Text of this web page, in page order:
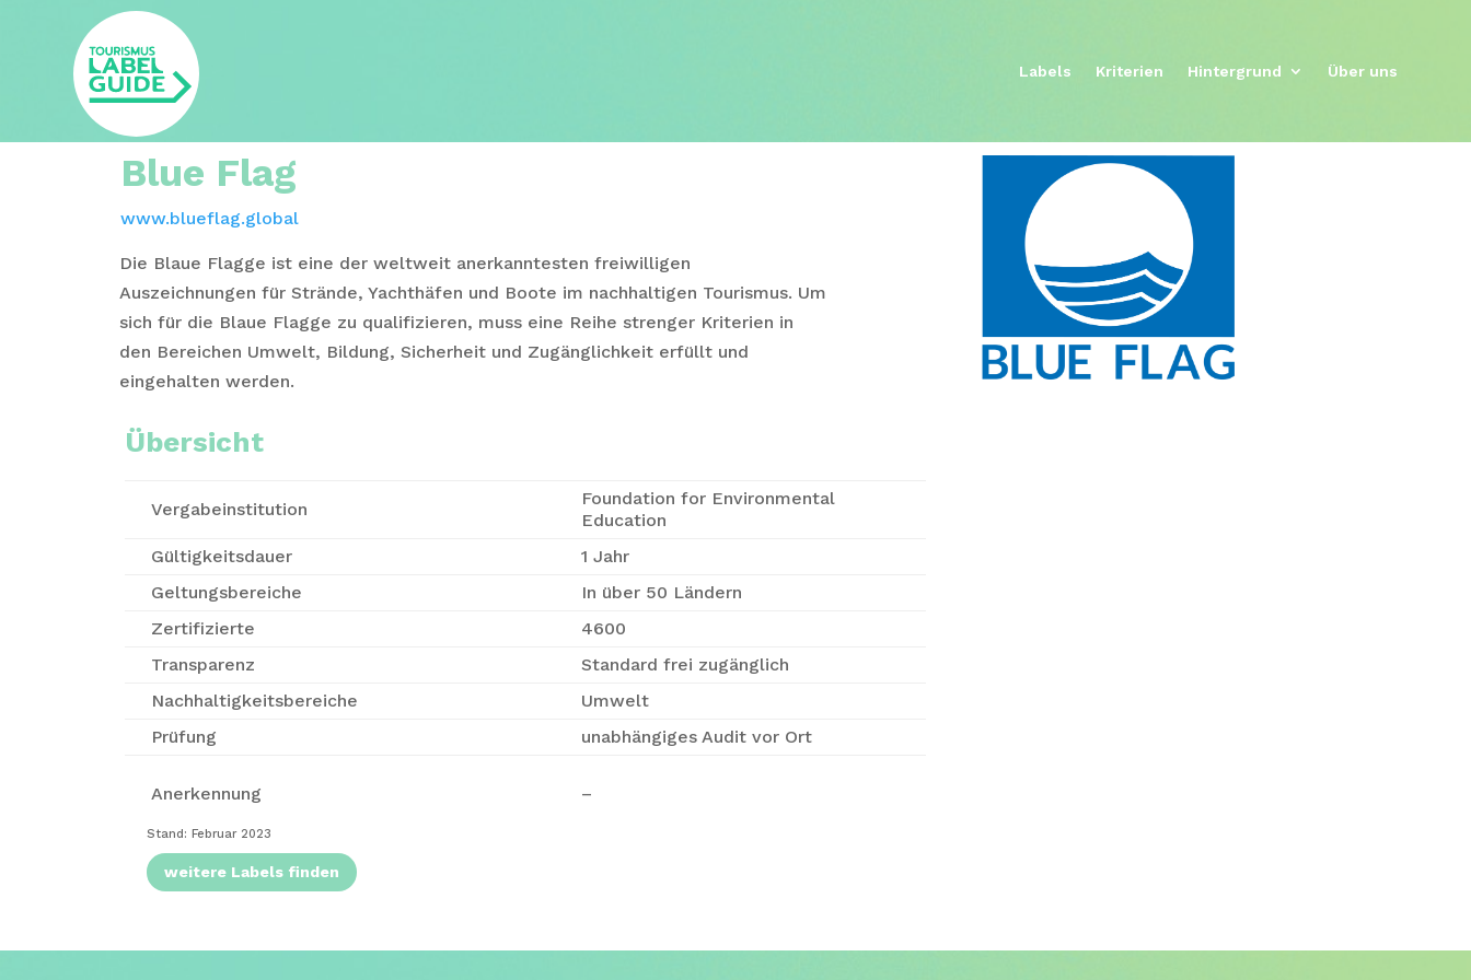
Labels Kriterien Hintergrund Über uns
Blue Flag
www.blueflag.global
Die Blaue Flagge ist eine der weltweit anerkanntesten freiwilligen
Auszeichnungen für Strände, Yachthäfen und Boote im nachhaltigen Tourismus. Um
sich für die Blaue Flagge zu qualifizieren, muss eine Reihe strenger Kriterien in
den Bereichen Umwelt, Bildung, Sicherheit und Zugänglichkeit erfüllt und
eingehalten werden.
Übersicht
Vergabe­insti­tution
Foundation for Environmental
Education
Gültigkeitsdauer
1 Jahr
Geltungsbereiche
In über 50 Ländern
Zertifizierte
4600
Transparenz
Standard frei zugänglich
Nachhaltigkeitsbereiche
Umwelt
Prüfung
unabhängiges Audit vor Ort
Anerkennung –
Stand: Februar 2023
weitere Labels finden